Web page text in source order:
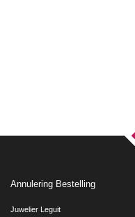
Annulering Bestelling
Juwelier Leguit